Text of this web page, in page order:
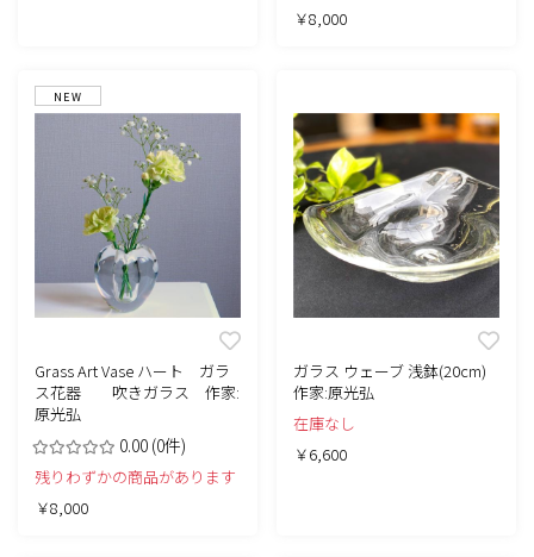
￥8,000
NEW
Grass Art Vase ハート ガラ
ス花器 吹きガラス 作家:
原光弘
0.00 (0件)
残りわずかの商品があります
￥8,000
ガラス ウェーブ 浅鉢(20cm)
作家:原光弘
在庫なし
￥6,600